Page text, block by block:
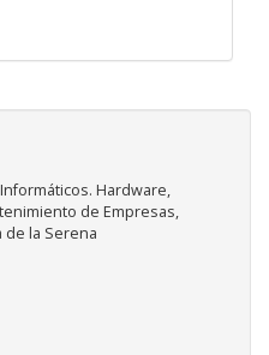
Hardware,
de Empresas,
de la Serena